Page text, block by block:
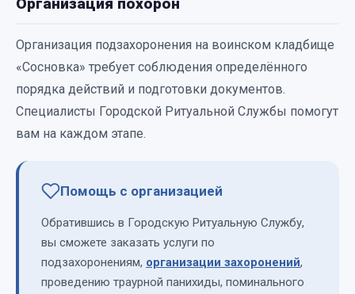
Организация подзахоронения на воинском кладбище
«Сосновка» требует соблюдения определённого
порядка действий и подготовки документов.
Специалисты Городской Ритуальной Службы помогут
вам на каждом этапе.
Помощь с организацией
Обратившись в Городскую Ритуальную Службу,
вы сможете заказать услуги по
подзахоронениям, организации захоронений,
проведению траурной панихиды, поминального